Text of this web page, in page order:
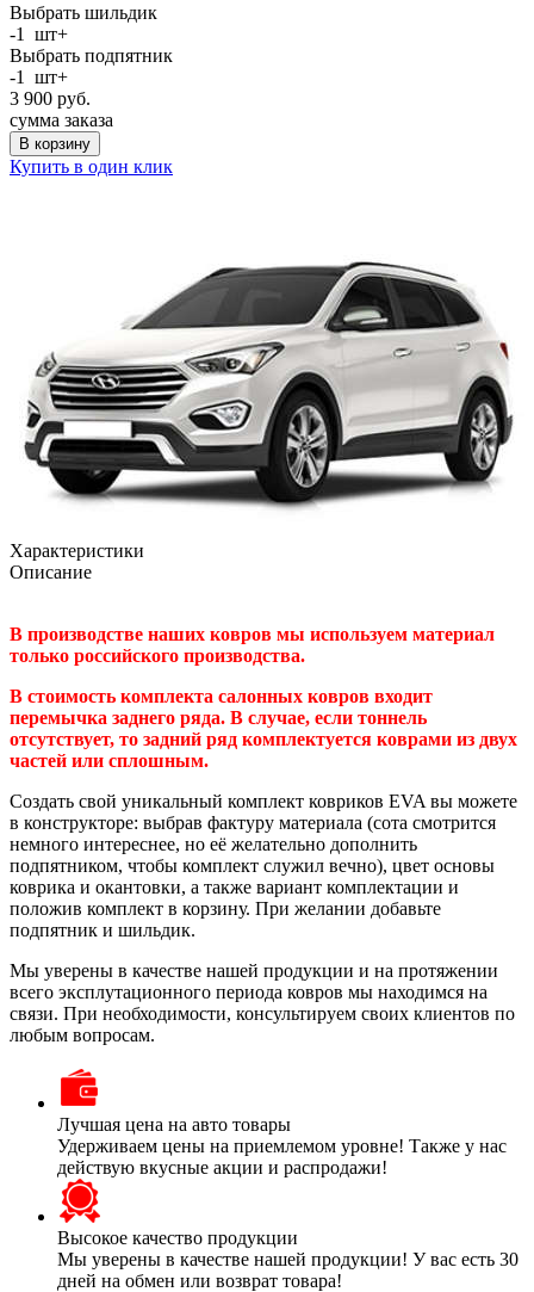
Выбрать шильдик
-1 шт+
Выбрать подпятник
-1 шт+
3 900 руб.
сумма заказа
В корзину
Купить в один клик
Характеристики
Описание
В производстве наших ковров мы используем материал
только российского производства.
В стоимость комплекта салонных ковров входит
перемычка заднего ряда. В случае, если тоннель
отсутствует, то задний ряд комплектуется коврами из двух
частей или сплошным.
Создать свой уникальный комплект ковриков EVA вы можете
в конструкторе: выбрав фактуру материала (сота смотрится
немного интереснее, но её желательно дополнить
подпятником, чтобы комплект служил вечно), цвет основы
коврика и окантовки, а также вариант комплектации и
положив комплект в корзину. При желании добавьте
подпятник и шильдик.
Мы уверены в качестве нашей продукции и на протяжении
всего эксплутационного периода ковров мы находимся на
связи. При необходимости, консультируем своих клиентов по
любым вопросам.
Лучшая цена на авто товары
Удерживаем цены на приемлемом уровне! Также у нас
действую вкусные акции и распродажи!
Высокое качество продукции
Мы уверены в качестве нашей продукции! У вас есть 30
дней на обмен или возврат товара!